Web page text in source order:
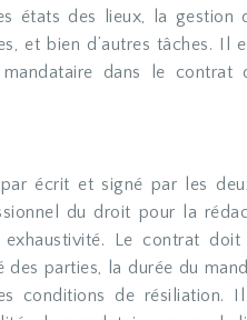
états des lieux, la gestion
et bien d’autres tâches. Il
dans le contrat
écrit et signé par les
du droit pour la
Le contrat doit
parties, la durée du
conditions de résiliation.